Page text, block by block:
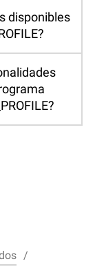
disponibles